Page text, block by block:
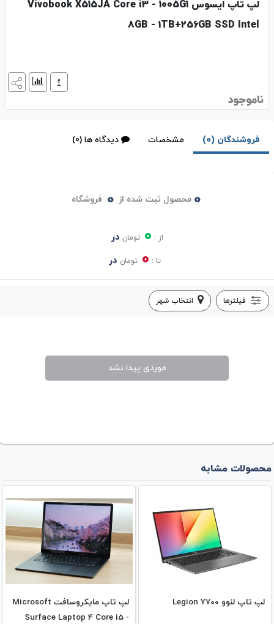
لپ تاپ ایسوس Vivobook X515JA Core i3 - 1005G1
8GB - 1TB+256GB SSD Intel
ناموجود
فروشندگان (0) مشخصات دیدگاه ها (0)
0 محصول ثبت شده از 0 فروشگاه
از : 0 تومان در
تا : 0 تومان در
فیلترها انتخاب شهر
موردی پیدا نشد
محصولات مشابه
لپ تاپ لنوو Legion Y700
لپ تاپ مایکروسافت Microsoft
Surface Laptop 4 Core i5 -